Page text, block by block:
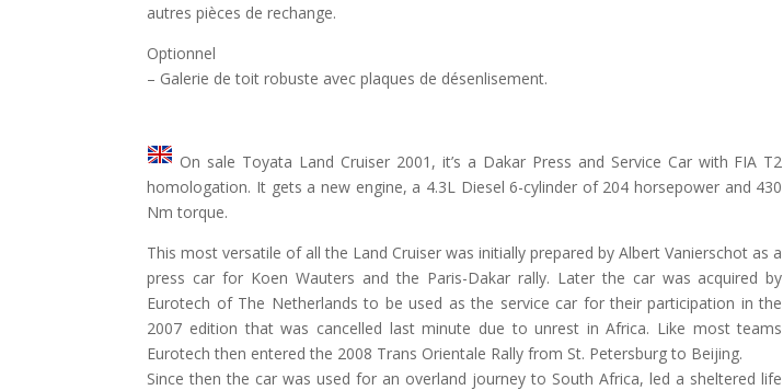
autres pièces de rechange.
Optionnel
– Galerie de toit robuste avec plaques de désenlisement.
On sale Toyata Land Cruiser 2001, it’s a Dakar Press and Service Car with FIA T2
homologation. It gets a new engine, a 4.3L Diesel 6-cylinder of 204 horsepower and 430
Nm torque.
This most versatile of all the Land Cruiser was initially prepared by Albert Vanierschot as a
press car for Koen Wauters and the Paris-Dakar rally. Later the car was acquired by
Eurotech of The Netherlands to be used as the service car for their participation in the
2007 edition that was cancelled last minute due to unrest in Africa. Like most teams
Eurotech then entered the 2008 Trans Orientale Rally from St. Petersburg to Beijing.
Since then the car was used for an overland journey to South Africa, led a sheltered life